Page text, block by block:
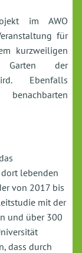
im AWO
für
kurzweiligen
der
Ebenfalls
lebenden
von 2017 bis
mit der
und über 300
dass durch